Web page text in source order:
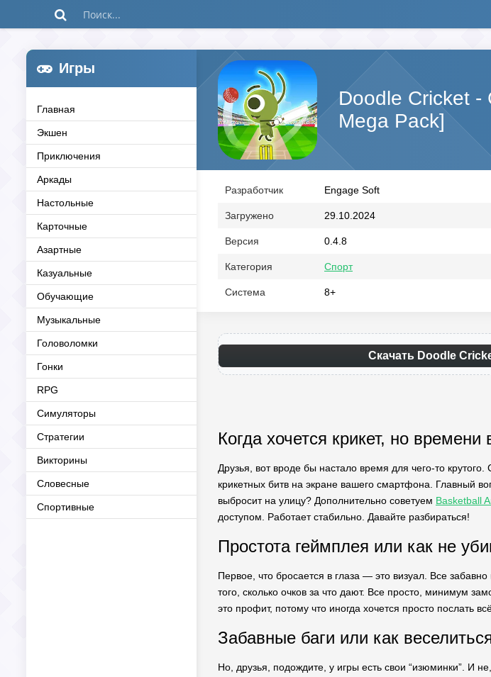
Игры
Главная
Экшен
Приключения
Аркады
Настольные
Карточные
Азартные
Казуальные
Обучающие
Музыкальные
Головоломки
Гонки
RPG
Симуляторы
Стратегии
Викторины
Словесные
Спортивные
Doodle Cricket
Mega Pack]
Разработчик Engage Soft
Загружено 29.10.2024
Версия 0.4.8
Категория Спорт
Система 8+
Скачать Doodle
Когда хочется крикет, но времени
Друзья, вот вроде бы настало время для чего-то
крикетных битв на экране вашего смартфона. Главный
выбросит на улицу? Дополнительно советуем Basketball
доступом. Работает стабильно. Давайте разбираться!
Простота геймплея или как не
Первое, что бросается в глаза — это визуал. Все
того, сколько очков за что дают. Все просто, минимум
это профит, потому что иногда хочется просто послать
Забавные баги или как
Но, друзья, подождите, у игры есть свои “изюминки”. И